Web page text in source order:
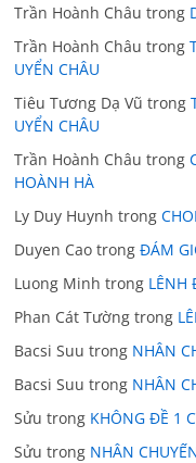
Trần Hoành Châu trong
Trần Hoành Châu trong
UYỂN CHÂU
Tiêu Tương Dạ Vũ trong
UYỂN CHÂU
Trần Hoành Châu trong
HOÀNH HÀ
Ly Duy Huynh trong
Duyen Cao trongĐÁM
Luong Minh trong LÊNH
Phan Cát Tường trong
Bacsi Suu trong NHÂN
Bacsi Suu trong NHÂN
Sửu trong KHÔNG ĐỀ 1
Sửu trong NHÂN